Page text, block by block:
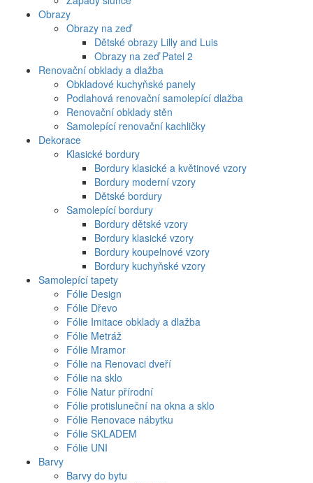
Obrazy
Obrazy na zeď
Dětské obrazy Lilly and Luis
Obrazy na zeď Patel 2
Renovační obklady a dlažba
Obkladové kuchyňské panely
Podlahová renovační samolepící dlažba
Renovační obklady stěn
Samolepící renovační kachličky
Dekorace
Klasické bordury
Bordury klasické a květinové vzory
Bordury moderní vzory
Dětské bordury
Samolepící bordury
Bordury dětské vzory
Bordury klasické vzory
Bordury koupelnové vzory
Bordury kuchyňské vzory
Samolepící tapety
Fólie Design
Fólie Dřevo
Fólie Imitace obklady a dlažba
Fólie Metráž
Fólie Mramor
Fólie na Renovaci dveří
Fólie na sklo
Fólie Natur přírodní
Fólie protisluneční na okna a sklo
Fólie Renovace nábytku
Fólie SKLADEM
Fólie UNI
Barvy
Barvy do bytu